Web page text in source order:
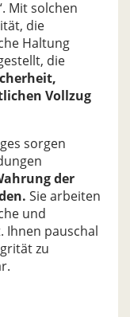
Mit solchen
die
Haltung
die
Vollzug
sorgen
der
Sie arbeiten
und
Ihnen pauschal
zu